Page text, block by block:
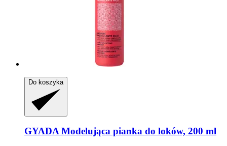
Do koszyka
GYADAModelująca pianka do loków, 200 ml